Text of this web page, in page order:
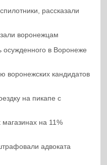
рассказали
воронежцам
в Воронеже
воронежских кандидатов
на пикапе с
магазинах на 11%
адвоката